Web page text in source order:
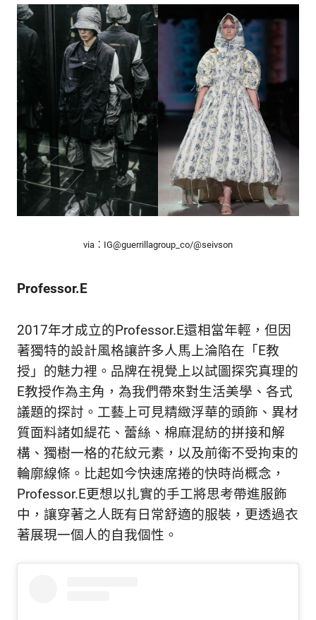
態
度
的
時
生
活
旅
遊、
兩
性
星
座、
容，
一
無
二
你
和
CBOOK
起
找
到
專
屬
的
活
via：IG@guerrillagroup_co/@seivson
Professor.E
2017年才成立的Professor.E還相當年輕，但因
著獨特的設計風格讓許多人馬上淪陷在「E教
授」的魅力裡。品牌在視覺上以試圖探究真理的
E教授作為主角，為我們帶來對生活美學、各式
議題的探討。工藝上可見精緻浮華的頭飾、異材
質面料諸如緹花、蕾絲、棉麻混紡的拼接和解
構、獨樹一格的花紋元素，以及前衛不受拘束的
輪廓線條。比起如今快速席捲的快時尚概念，
Professor.E更想以扎實的手工將思考帶進服飾
中，讓穿著之人既有日常舒適的服裝，更透過衣
著展現一個人的自我個性。